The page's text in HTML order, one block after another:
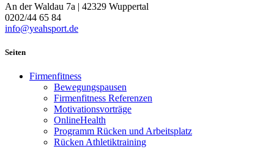
An der Waldau 7a | 42329 Wuppertal
0202/44 65 84
info@yeahsport.de
Seiten
Firmenfitness
Bewegungspausen
Firmenfitness Referenzen
Motivationsvorträge
OnlineHealth
Programm Rücken und Arbeitsplatz
Rücken Athletiktraining